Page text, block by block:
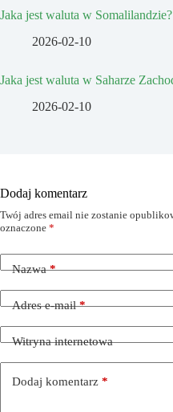
Jaka jest waluta w Somalilandzie?
2026-02-10
Jaka jest waluta w Saharze
2026-02-10
Dodaj komentarz
Twój adres email nie zostanie
oznaczone *
Nazwa*
Adres e-mail*
Witryna internetowa
Dodaj komentarz *